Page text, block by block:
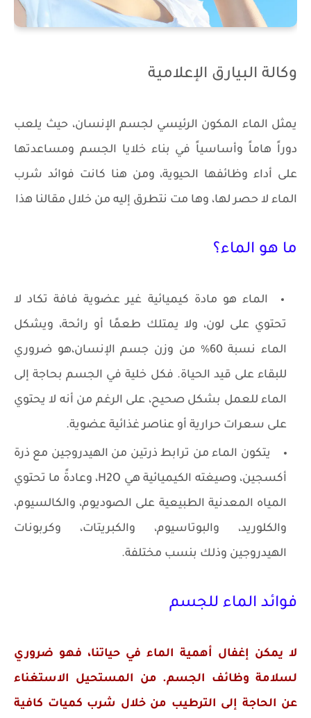
وكالة البيارق الإعلامية
يمثل الماء المكون الرئيسي لجسم الإنسان، حيث يلعب
دوراً هاماً وأساسياً في بناء خلايا الجسم ومساعدتها
على أداء وظائفها الحيوية، ومن هنا كانت فوائد شرب
الماء لا حصر لها، وها مت نتطرق إليه من خلال مقالنا هذا
ما هو الماء؟
الماء هو مادة كيميائية غير عضوية فافة تكاد لا
تحتوي على لون، ولا يمتلك طعمًا أو رائحة، ويشكل
الماء نسبة 60% من وزن جسم الإنسان،هو ضروري
للبقاء على قيد الحياة. فكل خلية في الجسم بحاجة إلى
الماء للعمل بشكل صحيح، على الرغم من أنه لا يحتوي
على سعرات حرارية أو عناصر غذائية عضوية.
يتكون الماء من ترابط ذرتين من الهيدروجين مع ذرة
أكسجين، وصيغته الكيميائية هي H2O، وعادةً ما تحتوي
المياه المعدنية الطبيعية على الصوديوم، والكالسيوم،
والكلوريد، والبوتاسيوم، والكبريتات، وكربونات
الهيدروجين وذلك بنسب مختلفة.
فوائد الماء للجسم
لا يمكن إغفال أهمية الماء في حياتنا، فهو ضروري
لسلامة وظائف الجسم. من المستحيل الاستغناء
عن الحاجة إلى الترطيب من خلال شرب كميات كافية